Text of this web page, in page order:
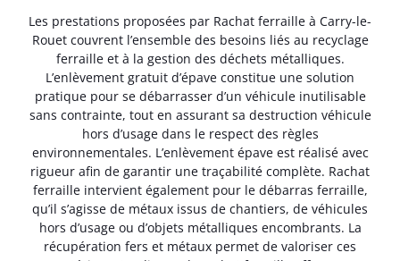
Les prestations proposées par Rachat ferraille à Carry-le-
Rouet couvrent l’ensemble des besoins liés au recyclage
ferraille et à la gestion des déchets métalliques.
L’enlèvement gratuit d’épave constitue une solution
pratique pour se débarrasser d’un véhicule inutilisable
sans contrainte, tout en assurant sa destruction véhicule
hors d’usage dans le respect des règles
environnementales. L’enlèvement épave est réalisé avec
rigueur afin de garantir une traçabilité complète. Rachat
ferraille intervient également pour le débarras ferraille,
qu’il s’agisse de métaux issus de chantiers, de véhicules
hors d’usage ou d’objets métalliques encombrants. La
récupération fers et métaux permet de valoriser ces